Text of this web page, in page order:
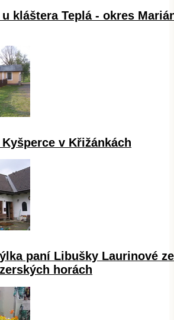
kláštera Teplá - okres
v Křižánkách
paní Libušky Laurinové ze
horách